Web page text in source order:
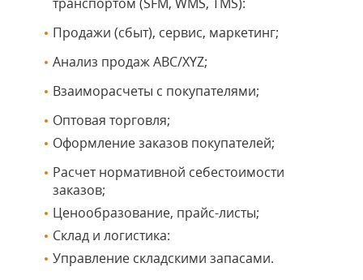
Продажи (сбыт), сервис, маркетинг;
Анализ продаж ABC/XYZ;
Взаиморасчеты с покупателями;
Оптовая торговля;
Оформление заказов покупателей;
Расчет нормативной себестоимости
заказов;
Ценообразование, прайс-листы;
Склад и логистика:
Управление складскими запасами.